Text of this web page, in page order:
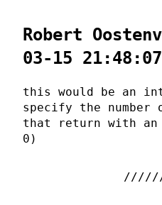
Robert
03-15
this would be an
specify the
that return with
0)